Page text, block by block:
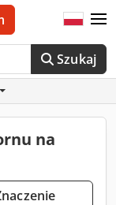
Szukaj
na